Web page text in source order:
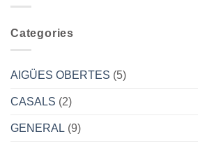
Categories
AIGÜES OBERTES (5)
CASALS (2)
GENERAL (9)